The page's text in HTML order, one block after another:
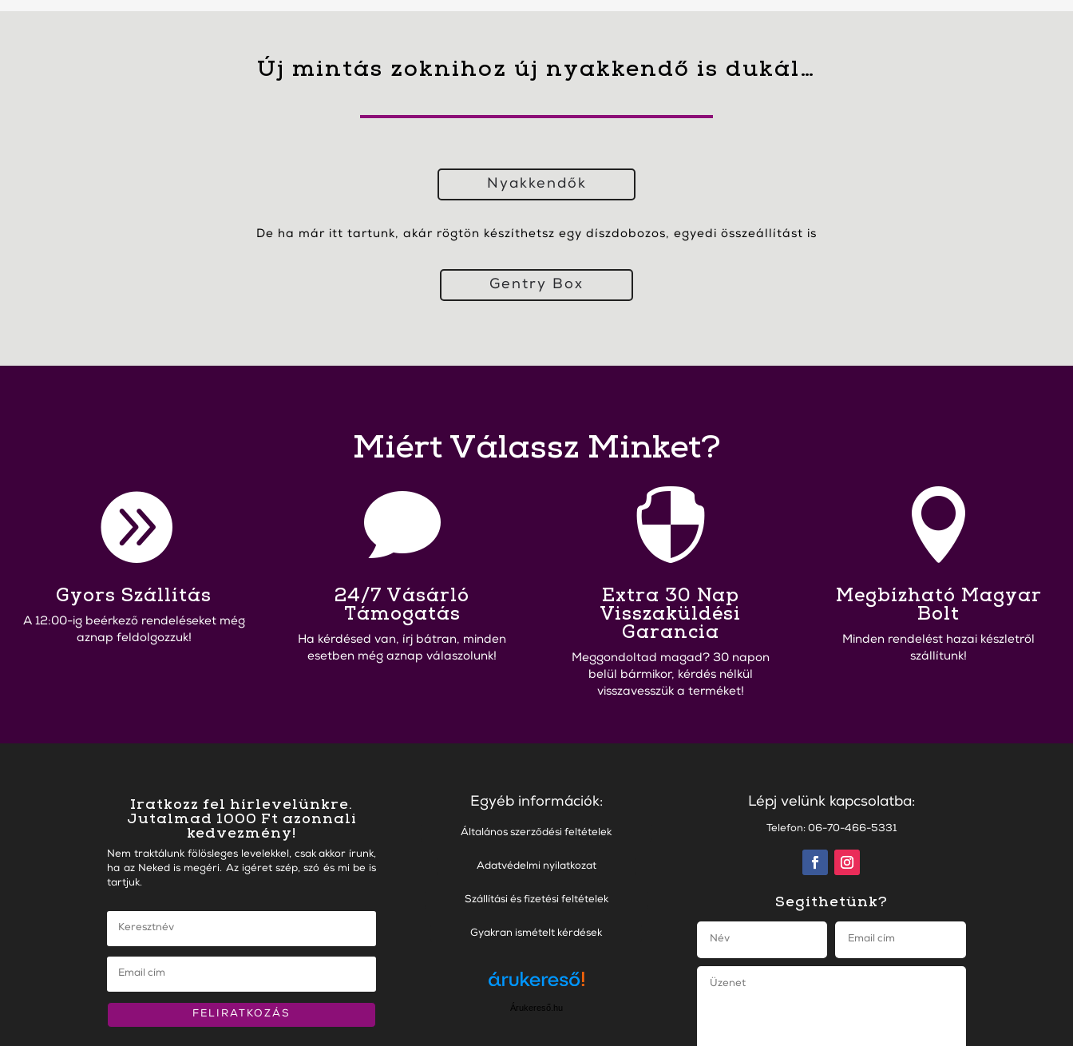
Új mintás zoknihoz új nyakkendő is dukál…
Nyakkendők
De ha már itt tartunk, akár rögtön készíthetsz egy díszdobozos, egyedi összeállítást is
Gentry Box
Miért Válassz Minket?

Gyors Szállítás
A 12:00-ig beérkező rendeléseket még
aznap feldolgozzuk!

24/7 Vásárló
Támogatás
Ha kérdésed van, írj bátran, minden
esetben még aznap válaszolunk!

Extra 30 Nap
Visszaküldési
Garancia
Meggondoltad magad? 30 napon
belül bármikor, kérdés nélkül
visszavesszük a terméket!

Megbízható Magyar
Bolt
Minden rendelést hazai készletről
szállítunk!
Iratkozz fel hírlevelünkre.
Jutalmad 1000 Ft azonnali
kedvezmény!
Nem traktálunk fölösleges levelekkel, csak akkor írunk,
ha az Neked is megéri. Az igéret szép, szó és mi be is
tartjuk.
FELIRATKOZÁS
Egyéb információk:
Általános szerződési feltételek
Adatvédelmi nyilatkozat
Szállítási és fizetési feltételek
Gyakran ismételt kérdések
Árukereső.hu
Lépj velünk kapcsolatba:
Telefon: 06-70-466-5331
Segíthetünk?